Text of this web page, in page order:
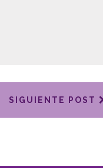
SIGUIENTE POST